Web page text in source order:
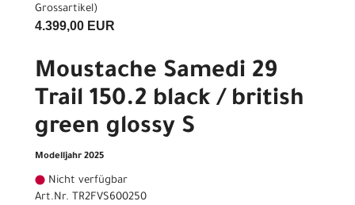
Grossartikel)
4.399,00 EUR
Moustache Samedi 29
Trail 150.2 black / british
green glossy S
Modelljahr 2025
Nicht verfügbar
Art.Nr. TR2FVS600250